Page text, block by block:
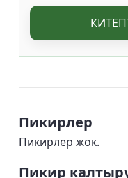
Пикирлер
Пикирлер жок.
Пикир